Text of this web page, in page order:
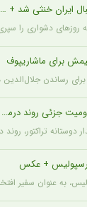
خنثی شد + جزئیات
روزهای دشواری
برای ماشاریپوف
برای رساندن
را پشت سر گذاشت + عکس
دوستانه تراکتور،
پرسپولیس + عکس
به عنوان سفیر